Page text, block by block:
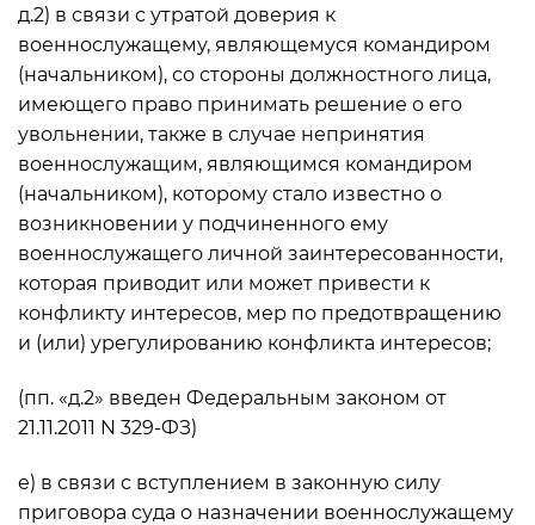
д.2) в связи с утратой доверия к
военнослужащему, являющемуся командиром
(начальником), со стороны должностного лица,
имеющего право принимать решение о его
увольнении, также в случае непринятия
военнослужащим, являющимся командиром
(начальником), которому стало известно о
возникновении у подчиненного ему
военнослужащего личной заинтересованности,
которая приводит или может привести к
конфликту интересов, мер по предотвращению
и (или) урегулированию конфликта интересов;
(пп. «д.2» введен Федеральным законом от
21.11.2011 N 329-ФЗ)
е) в связи с вступлением в законную силу
приговора суда о назначении военнослужащему